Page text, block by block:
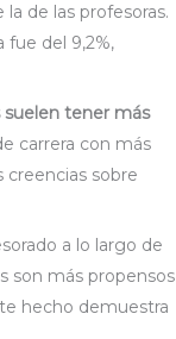
de las profesoras.
fue del 9,2%,
suelen tener más
carrera con más
creencias sobre
a lo largo de
son más propensos
hecho demuestra